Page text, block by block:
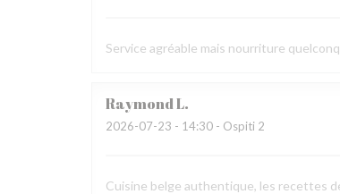
Service agréable mais nourriture
RaymondL
2026-07-23 - 14:30 - Ospiti 2
Cuisine belge authentique, les recettes